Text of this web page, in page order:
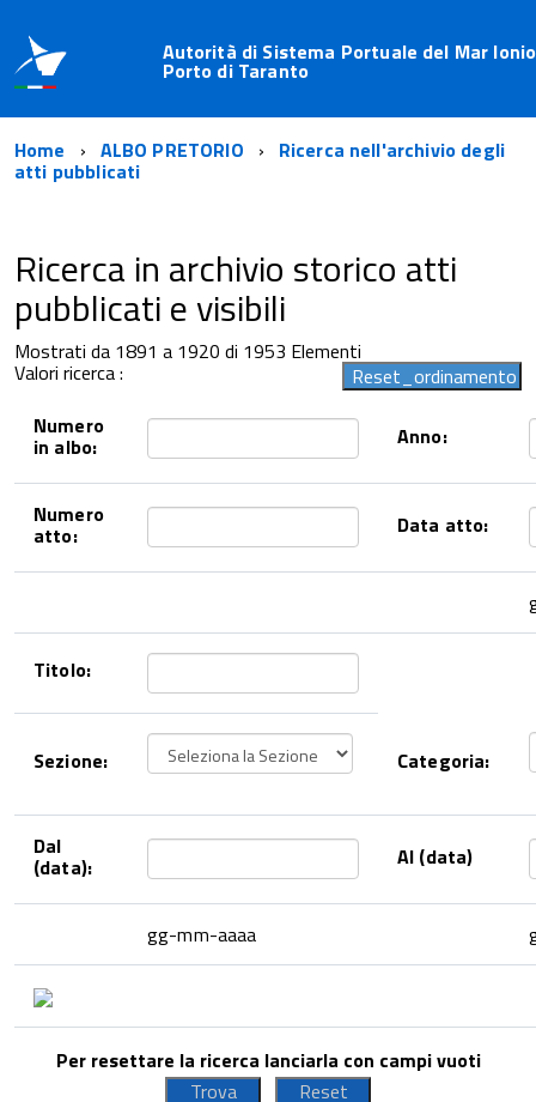
Autorità di Sistema Portuale del Mar
Porto di Taranto
Home ALBO PRETORIO Ricerca nell'archivio degli
atti pubblicati
Ricerca in archivio storico atti
pubblicati e visibili
Mostrati da 1891 a 1920 di 1953 Elementi
Valori ricerca :
Numero
in albo: Anno:
Numero
atto: Data atto:
Titolo:
Sezione: Categoria:
Dal
(data): Al (data)
gg-mm-aaaa
Per resettare la ricerca lanciarla con campi vuoti